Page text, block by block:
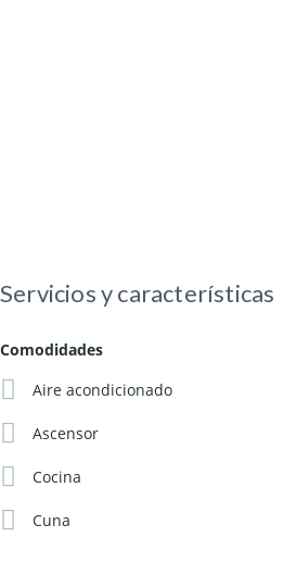
Servicios y características
Comodidades
Aire acondicionado
Ascensor
Cocina
Cuna